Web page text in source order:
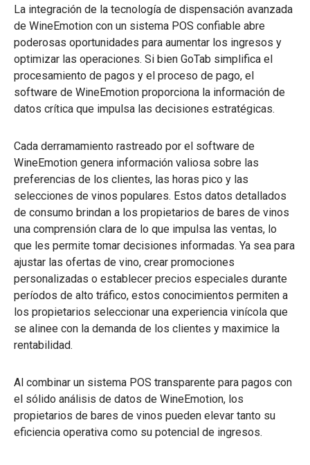
La integración de la tecnología de dispensación avanzada
de WineEmotion con un sistema POS confiable abre
poderosas oportunidades para aumentar los ingresos y
optimizar las operaciones. Si bien GoTab simplifica el
procesamiento de pagos y el proceso de pago, el
software de WineEmotion proporciona la información de
datos crítica que impulsa las decisiones estratégicas.
Cada derramamiento rastreado por el software de
WineEmotion genera información valiosa sobre las
preferencias de los clientes, las horas pico y las
selecciones de vinos populares. Estos datos detallados
de consumo brindan a los propietarios de bares de vinos
una comprensión clara de lo que impulsa las ventas, lo
que les permite tomar decisiones informadas. Ya sea para
ajustar las ofertas de vino, crear promociones
personalizadas o establecer precios especiales durante
períodos de alto tráfico, estos conocimientos permiten a
los propietarios seleccionar una experiencia vinícola que
se alinee con la demanda de los clientes y maximice la
rentabilidad.
Al combinar un sistema POS transparente para pagos con
el sólido análisis de datos de WineEmotion, los
propietarios de bares de vinos pueden elevar tanto su
eficiencia operativa como su potencial de ingresos.